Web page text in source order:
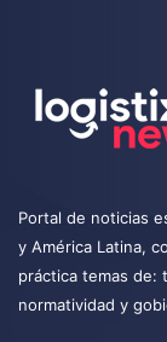
Portal de noticias
y América Latina,
práctica temas de:
normatividad y